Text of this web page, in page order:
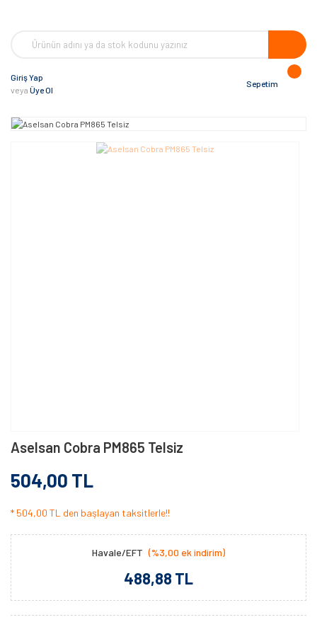
Giriş Yap
veya Üye Ol
Sepetim
Aselsan Cobra PM865 Telsiz
504,00 TL
* 504,00 TL den başlayan taksitlerle!!
Havale/EFT (%3,00 ek indirim)
488,88 TL